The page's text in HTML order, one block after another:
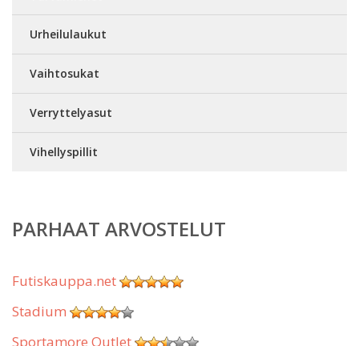
Urheilulaukut
Vaihtosukat
Verryttelyasut
Vihellyspillit
PARHAAT ARVOSTELUT
Futiskauppa.net
Stadium
Sportamore Outlet